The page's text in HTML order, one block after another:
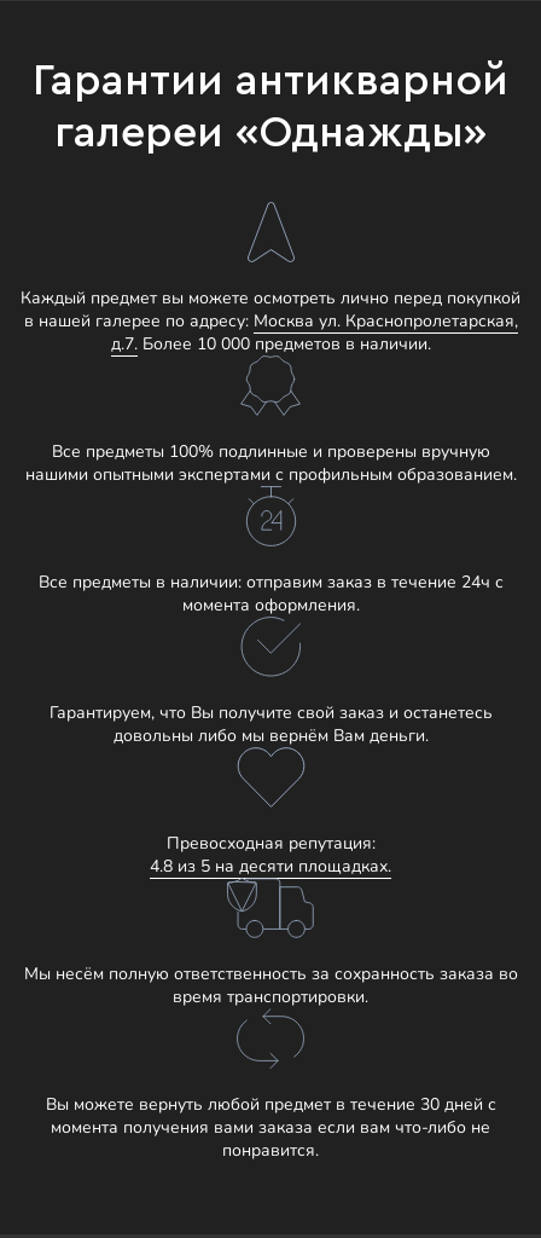
Гарантии антикварной
галереи «Однажды»
Каждый предмет вы можете осмотреть лично перед покупкой
в нашей галерее по адресу: Москва ул. Краснопролетарская,
д.7.Более 10 000 предметов в наличии.
Все предметы 100% подлинные и проверены вручную
нашими опытными экспертами с профильным образованием.
Все предметы в наличии: отправим заказ в течение 24ч с
момента оформления.
Гарантируем, что Вы получите свой заказ и останетесь
довольны либо мы вернём Вам деньги.
Превосходная репутация:
4.8 из 5 на десяти площадках.
Мы несём полную ответственность за сохранность заказа во
время транспортировки.
Вы можете вернуть любой предмет в течение 30 дней с
момента получения вами заказа если вам что-либо не
понравится.